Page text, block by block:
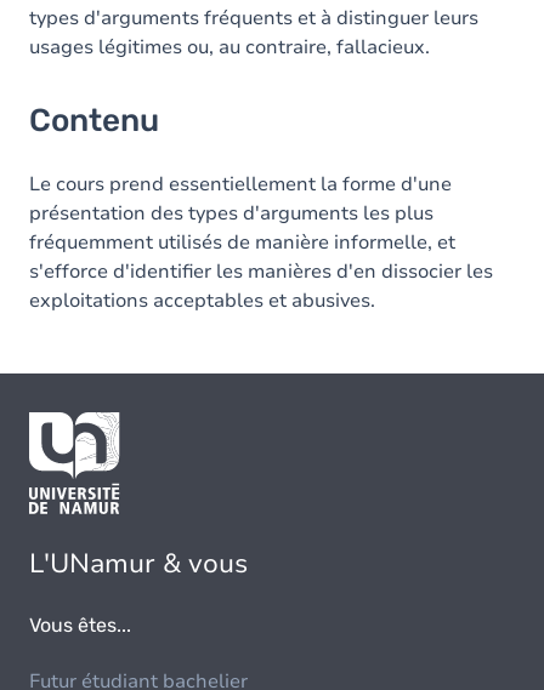
types d'arguments fréquents et à distinguer leurs
usages légitimes ou, au contraire, fallacieux.
Contenu
Le cours prend essentiellement la forme d'une
présentation des types d'arguments les plus
fréquemment utilisés de manière informelle, et
s'efforce d'identifier les manières d'en dissocier les
exploitations acceptables et abusives.
L'UNamur & vous
Vous êtes...
Futur étudiant bachelier